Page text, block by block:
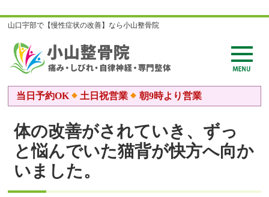
山口宇部で【慢性症状の改善】なら小山整骨院
当日予約OK 土日祝営業 朝9時より営業
体の改善がされていき、ずっ
と悩んでいた猫背が快方へ向か
いました。